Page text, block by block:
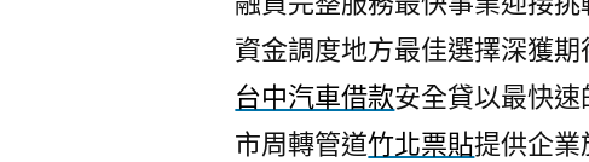
資金調度地方最佳選擇深獲
台中汽車借款安全貸以最快
市周轉管道竹北票貼提供企業